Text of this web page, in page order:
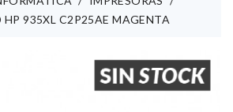
935XL C2P25AE MAGENTA